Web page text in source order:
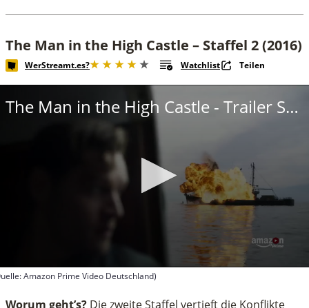
The Man in the High Castle – Staffel 2 (2016)
WerStreamt.es? Watchlist Teilen
The Man in the High Castle - Trailer Staffel 2
Amazon Prime Video Deutschland)
Worum geht’s? Die zweite Staffel vertieft die Konflikte